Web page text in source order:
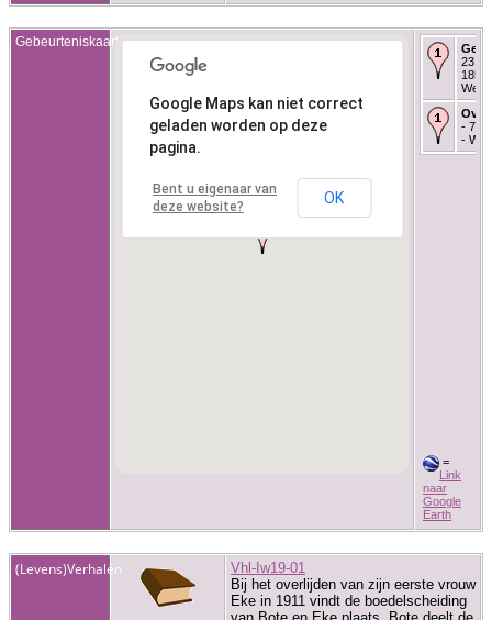
Gebeurteniskaart
Google Maps kan niet correct
geladen worden op deze
pagina.
Bent u eigenaar van
deze website?
OK
23
1854
- 7
-
=
Link
naar
Google
Earth
(Levens)Verhalen
Vhl-Iw19-01
Bij het overlijden van zijn eerste vrouw
Eke in 1911 vindt de boedelscheiding